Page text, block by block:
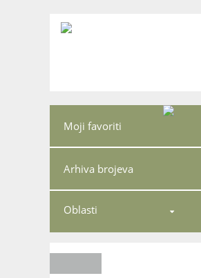
Moji favoriti
Arhiva brojeva
Oblasti 